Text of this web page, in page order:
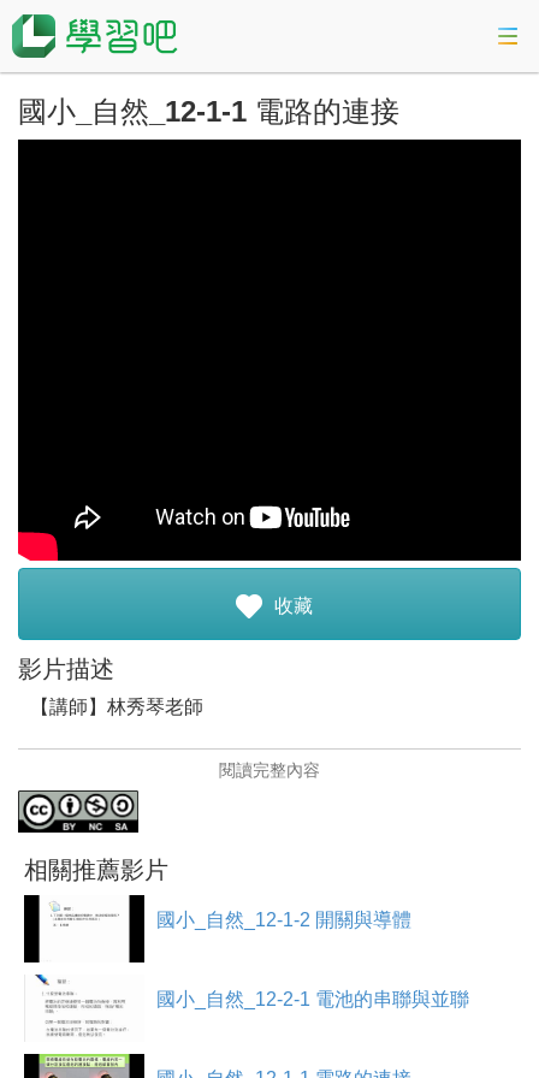
課程總覽
國小_自然_12-1-1 電路的連接
收藏
影片描述
【講師】林秀琴老師
【講師簡介】林秀琴，目前任教於大成國小。
•對行動教學很有興趣。
•對於數位教學有高度的熱忱。
• 平時喜歡觀察與飼養小昆蟲。
電路的組成需要什麼？
電池的種類有哪些？
電路中通路和斷路還有燈泡不亮的可能原因？
閱讀完整內容
相關推薦影片
國小_自然_12-1-2 開關與導體
國小_自然_12-2-1 電池的串聯與並聯